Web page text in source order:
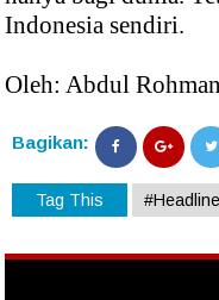
Indonesia sendiri.
Oleh: Abdul
Bagikan:
Tag This #Headline